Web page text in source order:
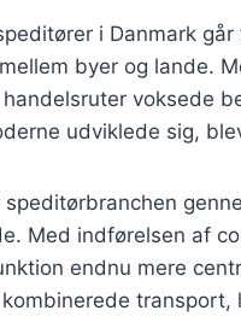
i Danmark
byer og lande.
voksede
udviklede sig,
speditørbranchen
Med indførelsen af
endnu mere